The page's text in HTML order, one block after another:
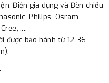
Điện gia dụng và Đèn chiếu
Philips, Osram,
....
được bảo hành từ 12-36